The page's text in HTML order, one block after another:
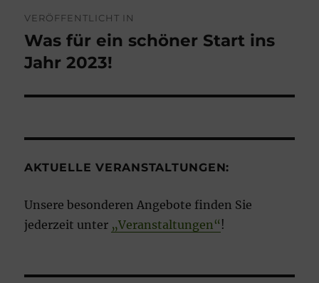
VERÖFFENTLICHT IN
Was für ein schöner Start ins
Jahr 2023!
AKTUELLE VERANSTALTUNGEN:
Unsere besonderen Angebote finden Sie
jederzeit unter „Veranstaltungen“ !